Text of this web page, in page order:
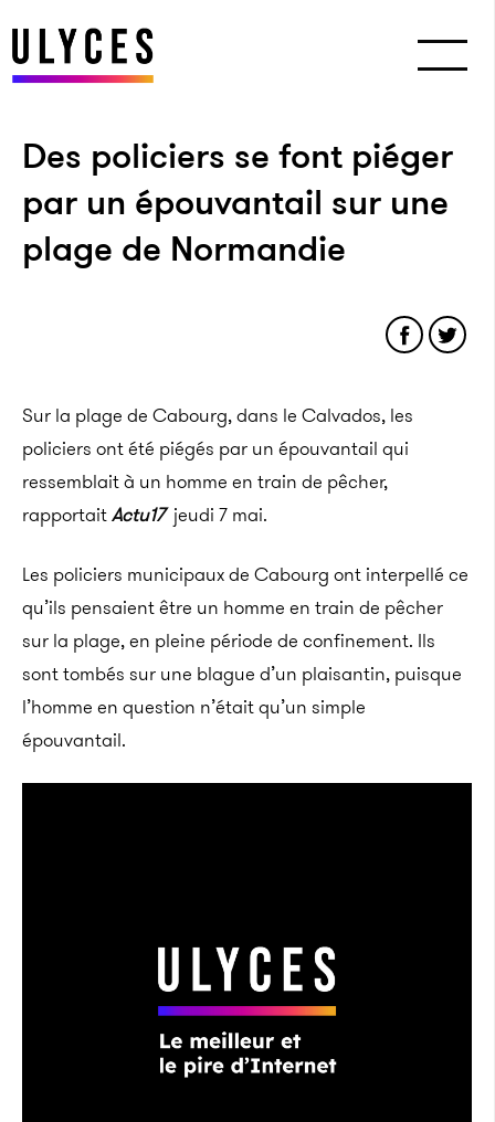
Des policiers se font piéger
par un épouvantail sur une
plage de Normandie
Sur la plage de Cabourg, dans le Calvados, les
policiers ont été piégés par un épouvantail qui
ressemblait à un homme en train de pêcher,
rapportaitActu17jeudi 7 mai.
Les policiers municipaux de Cabourg ont interpellé ce
qu’ils pensaient être un homme en train de pêcher
sur la plage, en pleine période de confinement. Ils
sont tombés sur une blague d’un plaisantin, puisque
l’homme en question n’était qu’un simple
épouvantail.